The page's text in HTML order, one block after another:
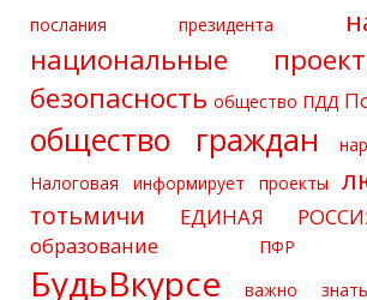
послания президента
национальные
безопасность общество ПДД
общество граждан
Налоговая информирует
проекты
тотьмичи ЕДИНАЯ
образование ПФР
БудьВкурсе важно знать